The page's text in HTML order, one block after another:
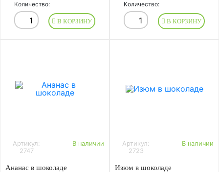
Количество:
В КОРЗИНУ
Количество:
В КОРЗИНУ
Артикул:
2747
В наличии
Ананас в шоколаде
Артикул:
2723
В наличии
Изюм в шоколаде